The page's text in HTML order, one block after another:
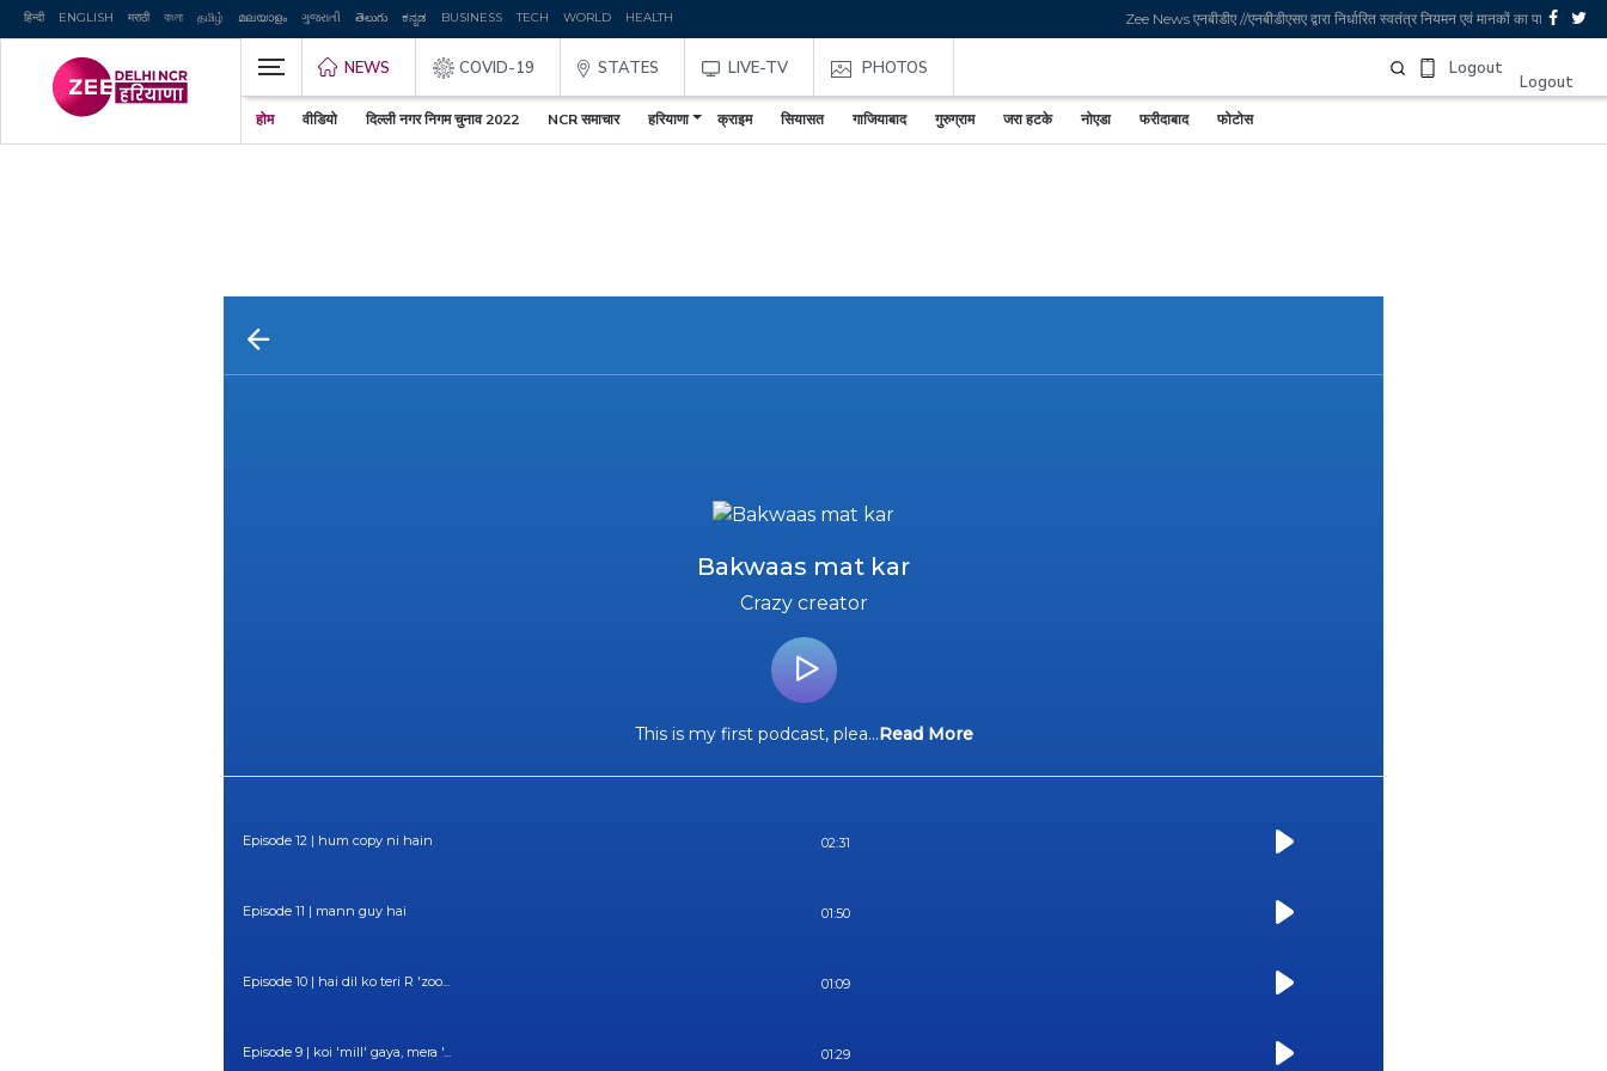
हिन्दी ENGLISH मराठी বাংলা தமிழ் മലയാളം ગુજરાતી తెలుగు ಕನ್ನಡ BUSINESS TECH WORLD HEALTH Zee News एनबीडीए //एनबीडीएसए द्वारा निर्धारित स्वतंत्र नियमन एवं मानकों का पालन
NEWS COVID-19 STATES LIVE-TV PHOTOS Logout
Logout
होम वीडियो दिल्ली नगर निगम चुनाव 2022 NCR समाचार हरियाणा क्राइम सियासत गाजियाबाद गुरुग्राम जरा हटके नोएडा फरीदाबाद फोटोस
Bakwaas mat kar
Crazy creator
This is my first podcast, plea...Read More
Episode 12 | hum copy ni hain 02:31
Episode 11 | mann guy hai 01:50
Episode 10 | hai dil ko teri R 'zoo... 01:09
Episode 9 | koi 'mill' gaya, mera '... 01:29